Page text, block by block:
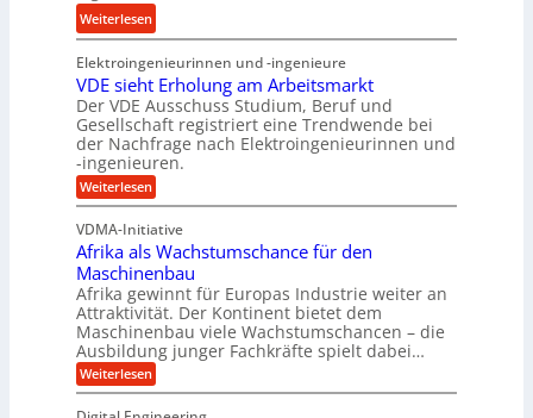
a
u
f
f
ü
u
n
g
e
n
B
S
C
L
w
e
i
t
e
s
r
e
i
e
s
H
y
b
r
i
d
-
K
u
g
e
Weiterlesen:
T
r
u
m
p
f
e
r
l
t
U
m
s
Elektroingenieurinnen und -ingenieure
VDE sieht Erholung am Arbeitsmarkt
Der VDE Ausschuss Studium, Beruf und
Gesellschaft registriert eine Trendwende bei
der Nachfrage nach Elektroingenieurinnen und
-ingenieuren.
Weiterlesen:
V
E
s
i
e
h
t
E
r
h
o
VDMA-Initiative
Afrika als Wachstumschance für den
Maschinenbau
Afrika gewinnt für Europas Industrie weiter an
Attraktivität. Der Kontinent bietet dem
Maschinenbau viele Wachstumschancen – die
Ausbildung junger Fachkräfte spielt dabei…
Weiterlesen:
A